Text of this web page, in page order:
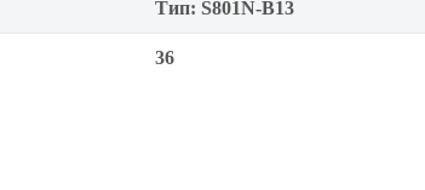
Тип: S801N-B13
36